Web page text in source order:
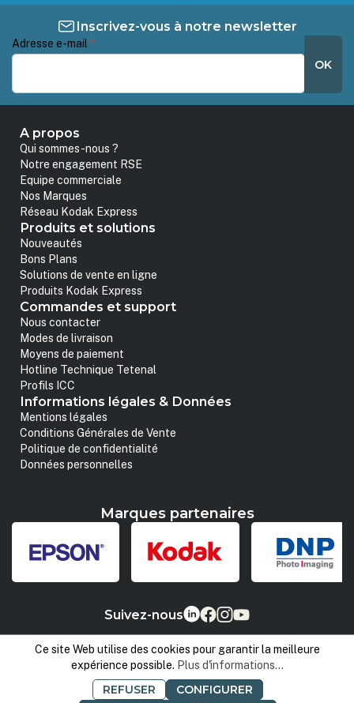
Inscrivez-vous à notre newsletter
Adresse e-mail *
OK
A propos
Qui sommes-nous ?
Notre engagement RSE
Equipe commerciale
Nos Marques
Réseau Kodak Express
Produits et solutions
Nouveautés
Bons Plans
Solutions de vente en ligne
Produits Kodak Express
Commandes et support
Nous contacter
Modes de livraison
Moyens de paiement
Hotline Technique Tetenal
Profils ICC
Informations légales & Données
Mentions légales
Conditions Générales de Vente
Politique de confidentialité
Données personnelles
Marques partenaires
Suivez-nous
Ce site Web utilise des cookies pour garantir la meilleure
expérience possible. Plus d'informations...
REFUSER CONFIGURER